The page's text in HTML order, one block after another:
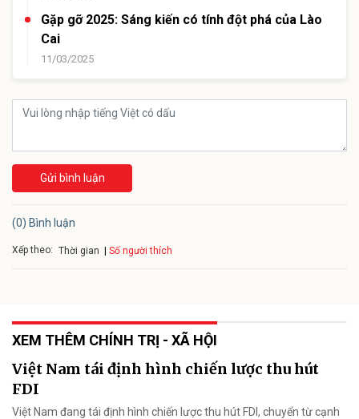
Gặp gỡ 2025: Sáng kiến có tính đột phá của Lào
Cai
11/03/2025
Gửi bình luận
(0) Bình luận
Xếp theo: Thời gian Số người thích
XEM THÊM CHÍNH TRỊ - XÃ HỘI
Việt Nam tái định hình chiến lược thu hút
FDI
Việt Nam đang tái định hình chiến lược thu hút FDI, chuyển từ cạnh